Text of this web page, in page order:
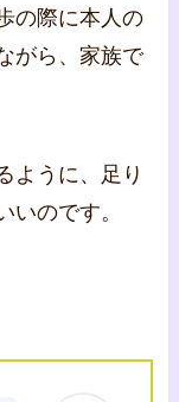
の際に本人の
がら、家族で
ように、足り
いのです。